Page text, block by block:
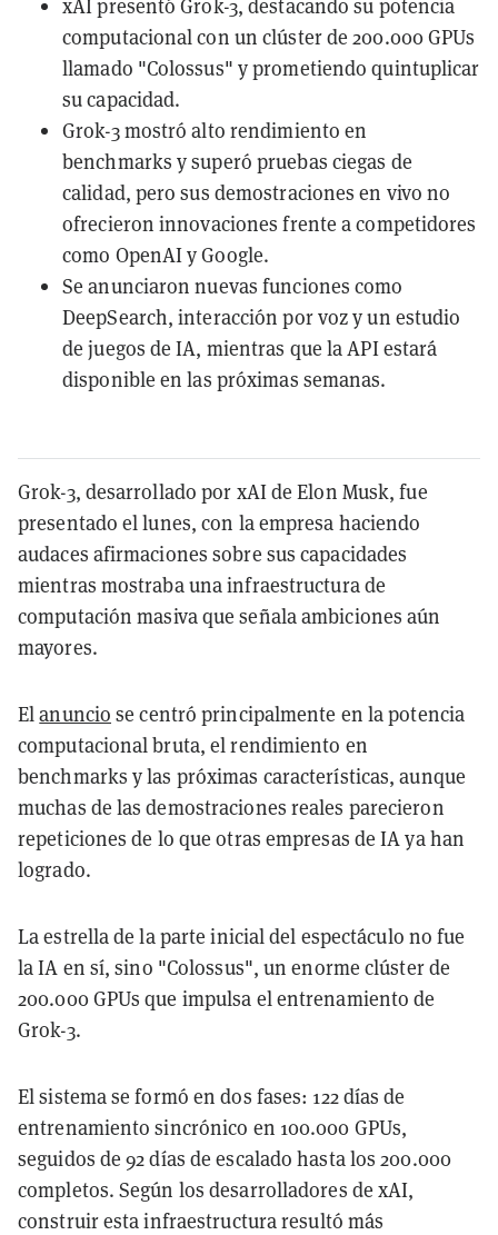
xAI presentó Grok-3, destacando su potencia
computacional con un clúster de 200.000 GPUs
llamado "Colossus" y prometiendo quintuplicar
su capacidad.
Grok-3 mostró alto rendimiento en
benchmarks y superó pruebas ciegas de
calidad, pero sus demostraciones en vivo no
ofrecieron innovaciones frente a competidores
como OpenAI y Google.
Se anunciaron nuevas funciones como
DeepSearch, interacción por voz y un estudio
de juegos de IA, mientras que la API estará
disponible en las próximas semanas.
Grok-3, desarrollado por xAI de Elon Musk, fue
presentado el lunes, con la empresa haciendo
audaces afirmaciones sobre sus capacidades
mientras mostraba una infraestructura de
computación masiva que señala ambiciones aún
mayores.
Elanuncio se centró principalmente en la potencia
computacional bruta, el rendimiento en
benchmarks y las próximas características, aunque
muchas de las demostraciones reales parecieron
repeticiones de lo que otras empresas de IA ya han
logrado.
La estrella de la parte inicial del espectáculo no fue
la IA en sí, sino "Colossus", un enorme clúster de
200.000 GPUs que impulsa el entrenamiento de
Grok-3.
El sistema se formó en dos fases: 122 días de
entrenamiento sincrónico en 100.000 GPUs,
seguidos de 92 días de escalado hasta los 200.000
completos. Según los desarrolladores de xAI,
construir esta infraestructura resultó más